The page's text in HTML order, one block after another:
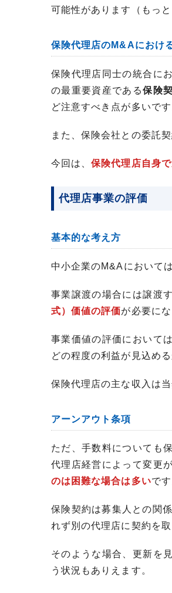
可能性があります（もっ
保険代理店のM&Aにおけ
保険代理店同士の統合に
の最重要資産である保険
ど注意すべき点が多いです
また、保険会社との委託
今回は、保険代理店自身
代理店事業の評価
基本的な考え方
中小企業のM&Aにおいて
事業譲渡の場合には譲渡
式）価値の評価が必要にな
事業価値の評価において
どの程度の利益が見込め
保険代理店の主な収入は
アーンアウト条項
ただ、手数料についても
代理店経営によって変更
のは困難な場合は多いです
保険契約は募集人との関
れず別の代理店に契約を
そのような場合、更新を
う状況もありえます。